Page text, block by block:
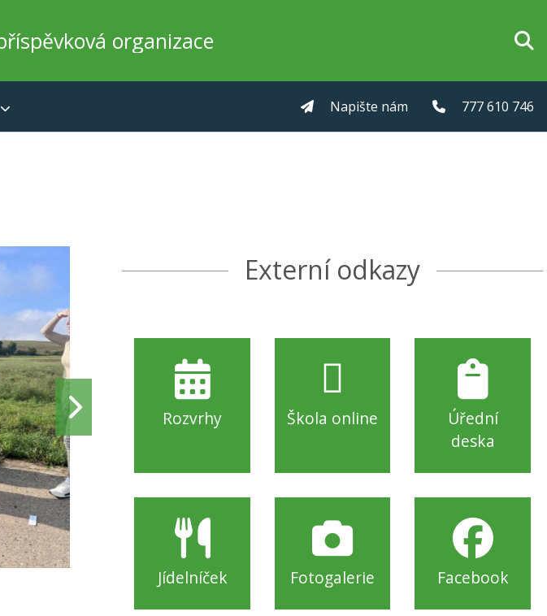
organizace
Napište nám 777 610 746
Externí odkazy
Rozvrhy Škola online
Úřední
deska
Jídelníček Fotogalerie Facebook